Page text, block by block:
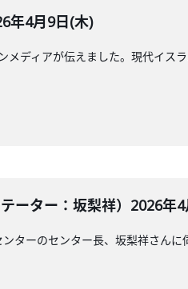
年4月9日(木)
ディアが伝えました。現代イス
ーター：坂梨祥）2026年
ターのセンター長、坂梨祥さんに